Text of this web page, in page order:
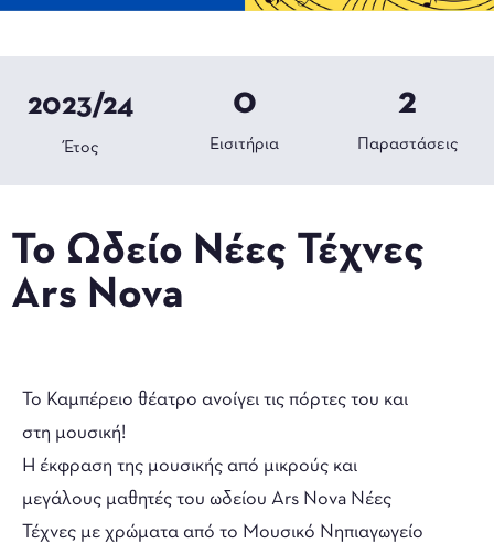
2023/24
Έτος Εισιτήρια
0
Παραστάσεις
2
Το Ωδείο Νέες Τέχνες
Ars Nova
Το Καμπέρειο θέατρο ανοίγει τις πόρτες του και
στη μουσική!
Η έκφραση της μουσικής από μικρούς και
μεγάλους μαθητές του ωδείου Αrs Nova Νέες
Τέχνες με χρώματα από το Μουσικό Νηπιαγωγείο